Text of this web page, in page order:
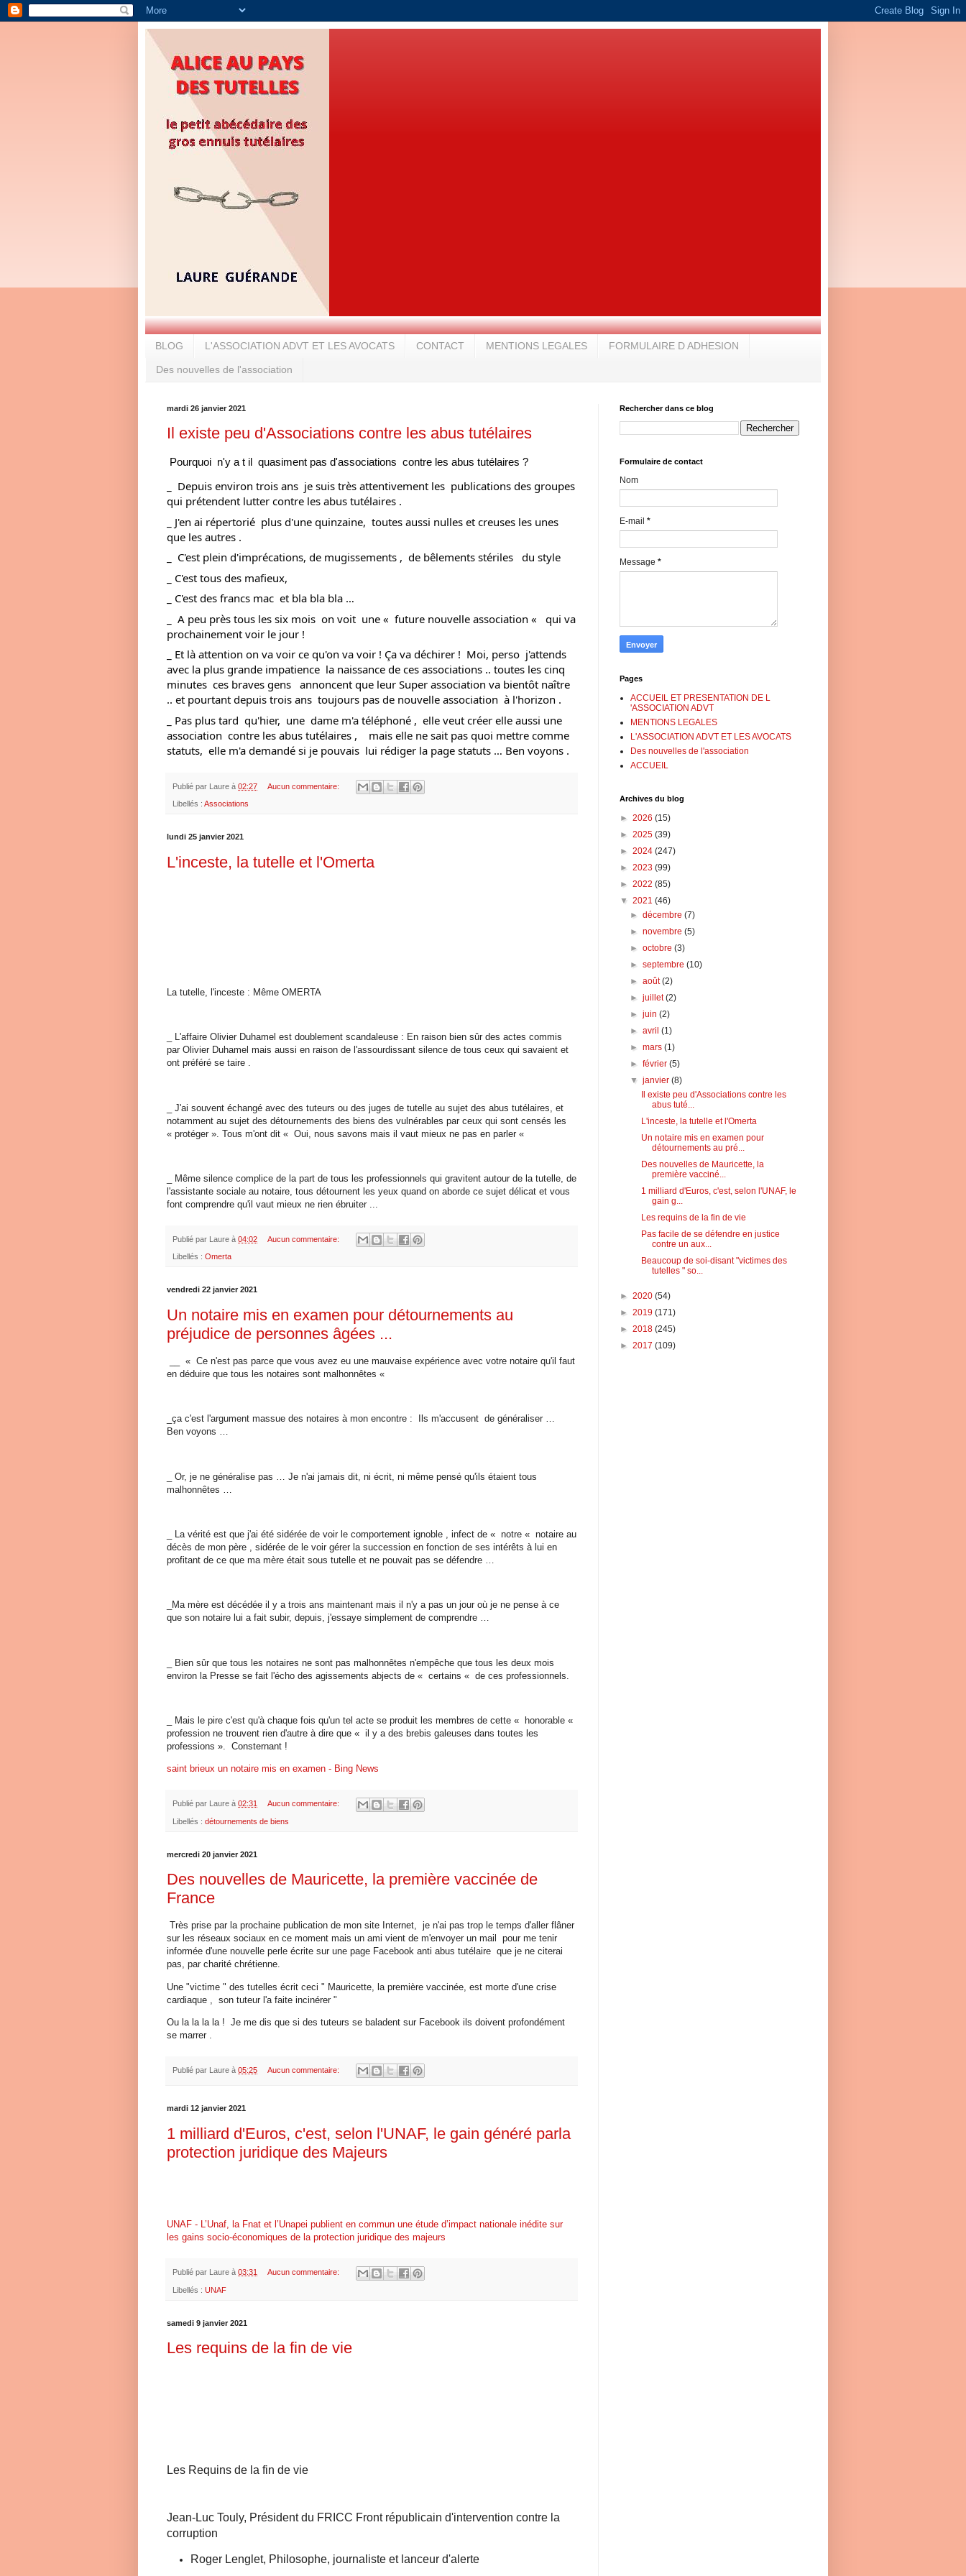
BLOG L'ASSOCIATION ADVT ET LES AVOCATS CONTACT MENTIONS LEGALES FORMULAIRE D ADHESION
Des nouvelles de l'association
mardi 26 janvier 2021
Il existe peu d'Associations contre les abus tutélaires
Pourquoi  n'y a t il  quasiment pas d'associations  contre les abus tutélaires ?
_  Depuis environ trois ans  je suis très attentivement les  publications des groupes
qui prétendent lutter contre les abus tutélaires .
_ J'en ai répertorié  plus d'une quinzaine,  toutes aussi nulles et creuses les unes
que les autres .
_  C'est plein d'imprécations, de mugissements ,  de bêlements stériles   du style
_ C'est tous des mafieux,
_ C'est des francs mac  et bla bla bla …
_  A peu près tous les six mois  on voit  une «  future nouvelle association «   qui va
prochainement voir le jour !
_ Et là attention on va voir ce qu'on va voir ! Ça va déchirer !  Moi, perso  j'attends
avec la plus grande impatience  la naissance de ces associations .. toutes les cinq
minutes  ces braves gens   annoncent que leur Super association va bientôt naître
.. et pourtant depuis trois ans  toujours pas de nouvelle association  à l'horizon .
_ Pas plus tard  qu'hier,  une  dame m'a téléphoné ,  elle veut créer elle aussi une
association  contre les abus tutélaires ,    mais elle ne sait pas quoi mettre comme
statuts,  elle m'a demandé si je pouvais  lui rédiger la page statuts … Ben voyons .
Publié par Laure à 02:27 Aucun commentaire:
Libellés : Associations
lundi 25 janvier 2021
L'inceste, la tutelle et l'Omerta
La tutelle, l'inceste : Même OMERTA
_ L'affaire Olivier Duhamel est doublement scandaleuse : En raison bien sûr des actes commis
par Olivier Duhamel mais aussi en raison de l'assourdissant silence de tous ceux qui savaient et
ont préféré se taire .
_ J'ai souvent échangé avec des tuteurs ou des juges de tutelle au sujet des abus tutélaires, et
notamment au sujet des détournements des biens des vulnérables par ceux qui sont censés les
« protéger ». Tous m'ont dit « Oui, nous savons mais il vaut mieux ne pas en parler «
_ Même silence complice de la part de tous les professionnels qui gravitent autour de la tutelle, de
l'assistante sociale au notaire, tous détournent les yeux quand on aborde ce sujet délicat et vous
font comprendre qu'il vaut mieux ne rien ébruiter ...
Publié par Laure à 04:02 Aucun commentaire:
Libellés : Omerta
vendredi 22 janvier 2021
Un notaire mis en examen pour détournements au
préjudice de personnes âgées ...
__ « Ce n'est pas parce que vous avez eu une mauvaise expérience avec votre notaire qu'il faut
en déduire que tous les notaires sont malhonnêtes «
_ça c'est l'argument massue des notaires à mon encontre : Ils m'accusent de généraliser …
Ben voyons …
_ Or, je ne généralise pas … Je n'ai jamais dit, ni écrit, ni même pensé qu'ils étaient tous
malhonnêtes …
_ La vérité est que j'ai été sidérée de voir le comportement ignoble , infect de « notre « notaire au
décès de mon père , sidérée de le voir gérer la succession en fonction de ses intérêts à lui en
profitant de ce que ma mère était sous tutelle et ne pouvait pas se défendre …
_Ma mère est décédée il y a trois ans maintenant mais il n'y a pas un jour où je ne pense à ce
que son notaire lui a fait subir, depuis, j'essaye simplement de comprendre …
_ Bien sûr que tous les notaires ne sont pas malhonnêtes n'empêche que tous les deux mois
environ la Presse se fait l'écho des agissements abjects de « certains « de ces professionnels.
_ Mais le pire c'est qu'à chaque fois qu'un tel acte se produit les membres de cette « honorable «
profession ne trouvent rien d'autre à dire que « il y a des brebis galeuses dans toutes les
professions ». Consternant !
saint brieux un notaire mis en examen - Bing News
Publié par Laure à 02:31 Aucun commentaire:
Libellés : détournements de biens
mercredi 20 janvier 2021
Des nouvelles de Mauricette, la première vaccinée de
France
Très prise par la prochaine publication de mon site Internet, je n'ai pas trop le temps d'aller flâner
sur les réseaux sociaux en ce moment mais un ami vient de m'envoyer un mail pour me tenir
informée d'une nouvelle perle écrite sur une page Facebook anti abus tutélaire que je ne citerai
pas, par charité chrétienne.
Une "victime " des tutelles écrit ceci " Mauricette, la première vaccinée, est morte d'une crise
cardiaque , son tuteur l'a faite incinérer "
Ou la la la la ! Je me dis que si des tuteurs se baladent sur Facebook ils doivent profondément
se marrer .
Publié par Laure à 05:25 Aucun commentaire:
mardi 12 janvier 2021
1 milliard d'Euros, c'est, selon l'UNAF, le gain généré parla
protection juridique des Majeurs
UNAF - L’Unaf, la Fnat et l’Unapei publient en commun une étude d’impact nationale inédite sur
les gains socio-économiques de la protection juridique des majeurs
Publié par Laure à 03:31 Aucun commentaire:
Libellés : UNAF
samedi 9 janvier 2021
Les requins de la fin de vie
Les Requins de la fin de vie
Jean-Luc Touly, Président du FRICC Front républicain d'intervention contre la
corruption
Roger Lenglet, Philosophe, journaliste et lanceur d'alerte
Rechercher dans ce blog
Formulaire de contact
Nom
E-mail *
Message *
Pages
ACCUEIL ET PRESENTATION DE L
'ASSOCIATION ADVT
MENTIONS LEGALES
L'ASSOCIATION ADVT ET LES AVOCATS
Des nouvelles de l'association
ACCUEIL
Archives du blog
► 2026 (15)
► 2025 (39)
► 2024 (247)
► 2023 (99)
► 2022 (85)
▼ 2021 (46)
►décembre(7)
►novembre(5)
►octobre(3)
►septembre(10)
►août(2)
►juillet(2)
►juin(2)
►avril(1)
►mars(1)
►février(5)
▼janvier(8)
Il existe peu d'Associations contre les
abus tuté...
L'inceste, la tutelle et l'Omerta
Un notaire mis en examen pour
détournements au pré...
Des nouvelles de Mauricette, la
première vacciné...
1 milliard d'Euros, c'est, selon l'UNAF, le
gain g...
Les requins de la fin de vie
Pas facile de se défendre en justice
contre un aux...
Beaucoup de soi-disant "victimes des
tutelles " so...
► 2020 (54)
► 2019 (171)
► 2018 (245)
► 2017 (109)